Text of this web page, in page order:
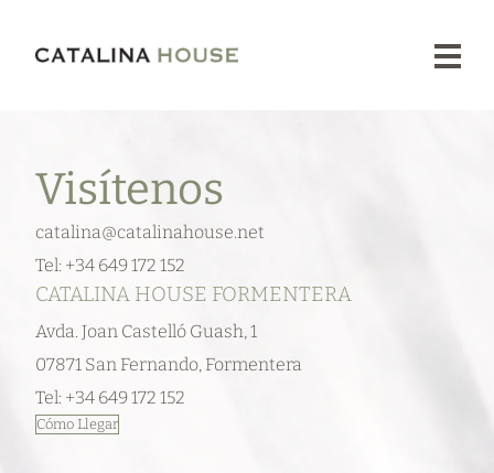
Visítenos
catalina@catalinahouse.net
Tel: +34 649 172 152
CATALINA HOUSE FORMENTERA
Avda. Joan Castelló Guash, 1
07871 San Fernando, Formentera
Tel: +34 649 172 152
Cómo Llegar